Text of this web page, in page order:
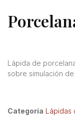
Lápida de
sobre simulación
Categoría Lápidas